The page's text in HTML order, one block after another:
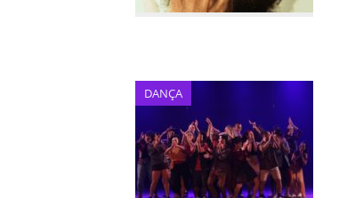
DANÇA